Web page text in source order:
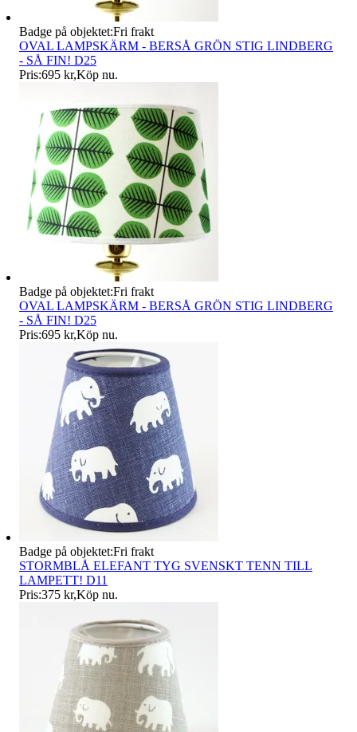
Badge på objektet:Fri frakt
OVAL LAMPSKÄRM - BERSÅ GRÖN STIG LINDBERG
- SÅ FIN! D25
Pris:695 kr,Köp nu.
Badge på objektet:Fri frakt
OVAL LAMPSKÄRM - BERSÅ GRÖN STIG LINDBERG
- SÅ FIN! D25
Pris:695 kr,Köp nu.
Badge på objektet:Fri frakt
STORMBLÅ ELEFANT TYG SVENSKT TENN TILL
LAMPETT! D11
Pris:375 kr,Köp nu.